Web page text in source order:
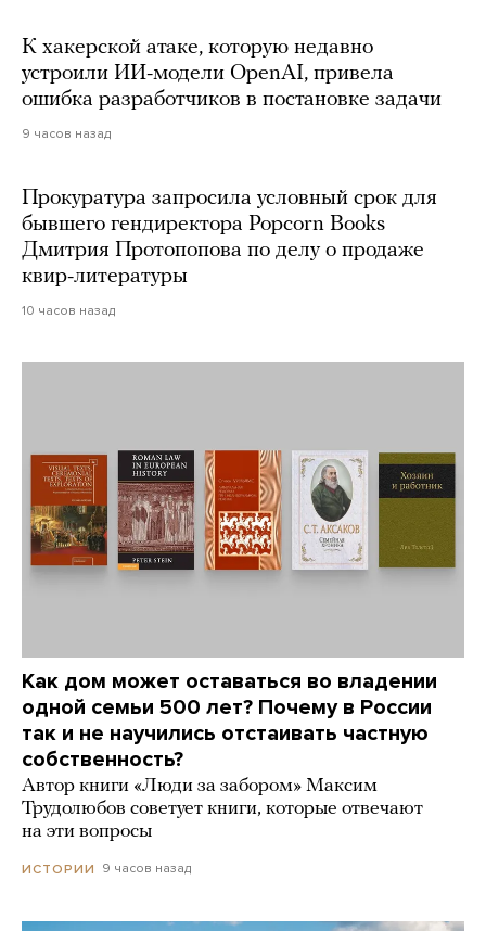
К хакерской атаке, которую недавно
устроили ИИ-модели OpenAI, привела
ошибка разработчиков в постановке задачи
9 часов назад
Прокуратура запросила условный срок для
бывшего гендиректора Popcorn Books
Дмитрия Протопопова по делу о продаже
квир-литературы
10 часов назад
Как дом может оставаться во владении
одной семьи 500 лет? Почему в России
так и не научились отстаивать частную
собственность?
Автор книги «Люди за забором» Максим
Трудолюбов советует книги, которые отвечают
на эти вопросы
ИСТОРИИ 9 часов назад